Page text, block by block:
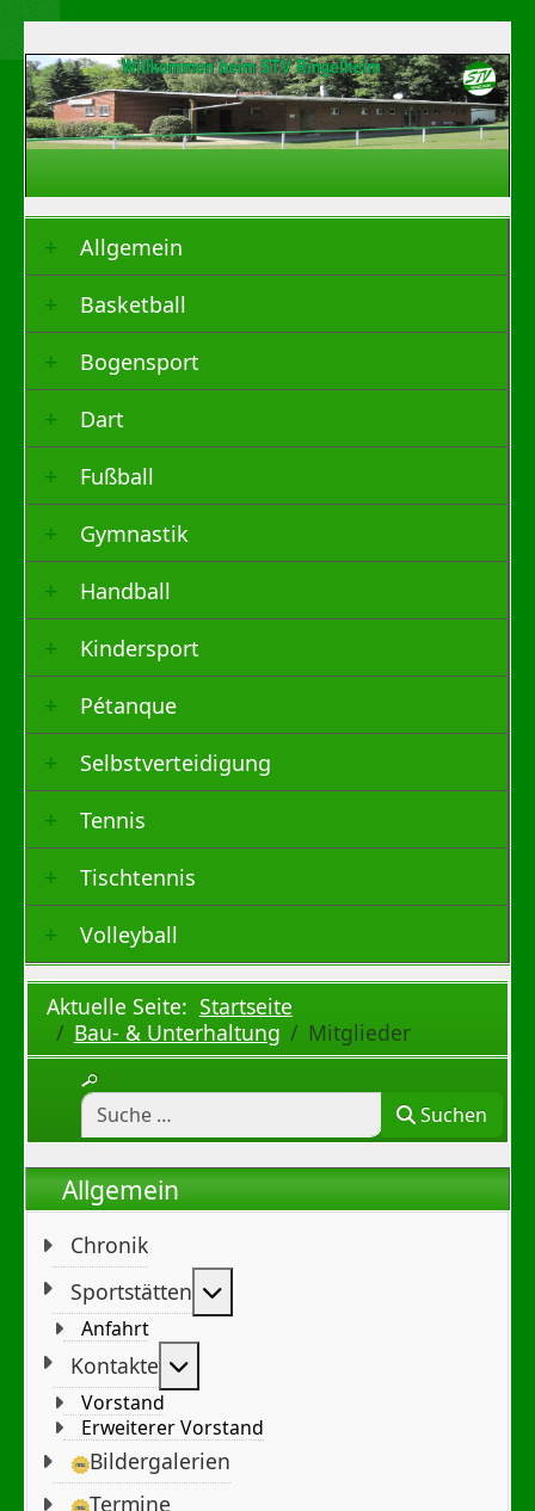
Allgemein
Basketball
Bogensport
Dart
Fußball
Gymnastik
Handball
Kindersport
Pétanque
Selbstverteidigung
Tennis
Tischtennis
Volleyball
Aktuelle Seite: Startseite
Bau- & Unterhaltung
Mitglieder
Suchen
Allgemein
Chronik
Sportstätten
Anfahrt
Kontakte
Vorstand
Erweiterer Vorstand
Bildergalerien
Termine